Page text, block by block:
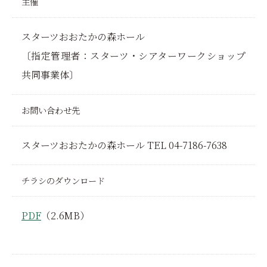
スターツおおたかの森ホール
〔指定管理者：スターツ・シアターワークショップ
共同事業体〕
お問い合わせ先
スターツおおたかの森ホール TEL 04-7186-7638
チラシのダウンロード
PDF （2.6MB）